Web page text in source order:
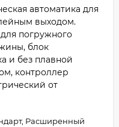
автоматика для
выходом.
погружного
блок
и без плавной
контроллер
от
Расширенный